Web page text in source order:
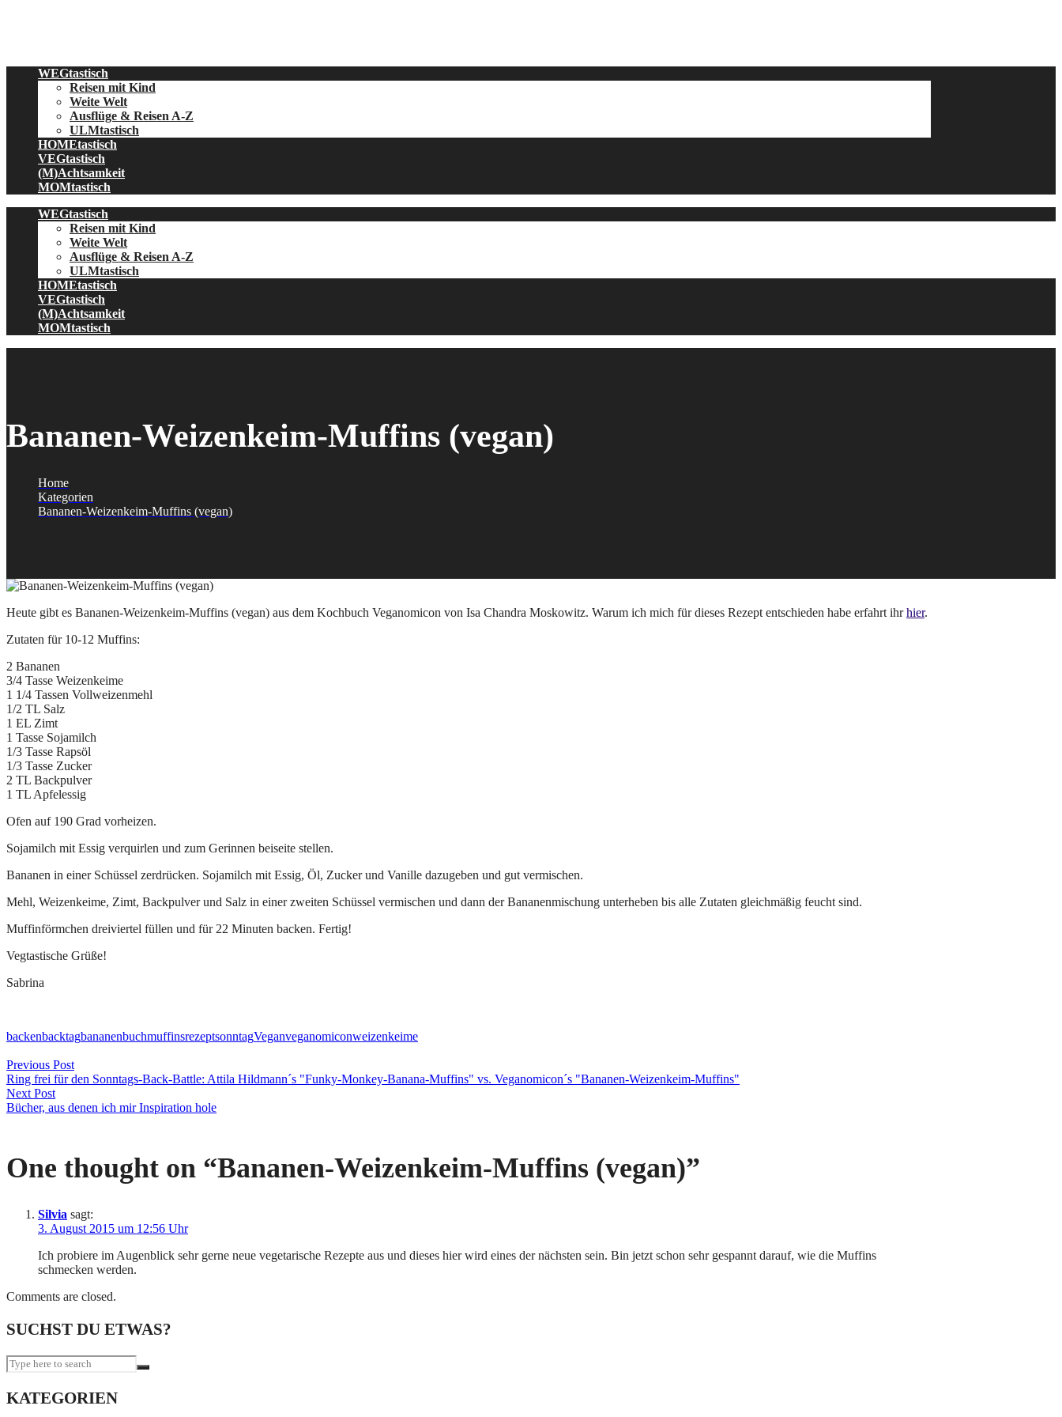
WEGtastisch
Reisen mit Kind
Weite Welt
Ausflüge & Reisen A-Z
ULMtastisch
HOMEtastisch
VEGtastisch
(M)Achtsamkeit
MOMtastisch
WEGtastisch
Reisen mit Kind
Weite Welt
Ausflüge & Reisen A-Z
ULMtastisch
HOMEtastisch
VEGtastisch
(M)Achtsamkeit
MOMtastisch
Bananen-Weizenkeim-Muffins (vegan)
Home
Kategorien
Bananen-Weizenkeim-Muffins (vegan)
Heute gibt es Bananen-Weizenkeim-Muffins (vegan) aus dem Kochbuch Veganomicon von Isa Chandra Moskowitz. Warum ich mich für dieses Rezept entschieden habe erfahrt ihrhier.
Zutaten für 10-12 Muffins:
2 Bananen
3/4 Tasse Weizenkeime
1 1/4 Tassen Vollweizenmehl
1/2 TL Salz
1 EL Zimt
1 Tasse Sojamilch
1/3 Tasse Rapsöl
1/3 Tasse Zucker
2 TL Backpulver
1 TL Apfelessig
Ofen auf 190 Grad vorheizen.
Sojamilch mit Essig verquirlen und zum Gerinnen beiseite stellen.
Bananen in einer Schüssel zerdrücken. Sojamilch mit Essig, Öl, Zucker und Vanille dazugeben und gut vermischen.
Mehl, Weizenkeime, Zimt, Backpulver und Salz in einer zweiten Schüssel vermischen und dann der Bananenmischung unterheben bis alle Zutaten gleichmäßig feucht sind.
Muffinförmchen dreiviertel füllen und für 22 Minuten backen. Fertig!
Vegtastische Grüße!
Sabrina
backenbacktagbananenbuchmuffinsrezeptsonntagVeganveganomiconweizenkeime
Beitragsnavigation
Previous Post
Ring frei für den Sonntags-Back-Battle: Attila Hildmann´s "Funky-Monkey-Banana-Muffins" vs. Veganomicon´s "Bananen-Weizenkeim-Muffins"
Next Post
Bücher, aus denen ich mir Inspiration hole
One thought on “Bananen-Weizenkeim-Muffins (vegan)”
Silvia sagt:
3. August 2015 um 12:56 Uhr
Ich probiere im Augenblick sehr gerne neue vegetarische Rezepte aus und dieses hier wird eines der nächsten sein. Bin jetzt schon sehr gespannt darauf, wie die Muffins
schmecken werden.
Comments are closed.
SUCHST DU ETWAS?
KATEGORIEN